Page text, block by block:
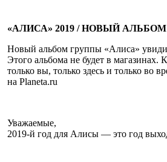
«АЛИСА» 2019 / НОВЫЙ АЛЬБОМ
Новый альбом группы «Алиса»
Этого альбома не будет в магазинах.
только вы, только здесь и только во
на Planeta.ru
Уважаемые,
2019-й год для Алисы — это год